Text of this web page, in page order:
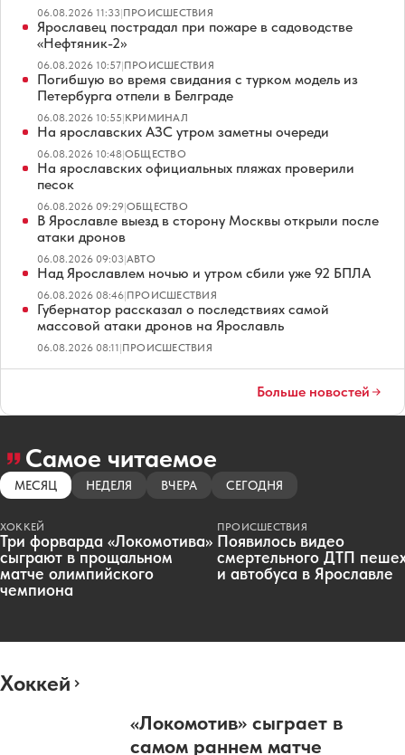
06.08.2026 11:33|ПРОИСШЕСТВИЯ
Ярославец пострадал при пожаре в садоводстве
«Нефтяник-2»
06.08.2026 10:57|ПРОИСШЕСТВИЯ
Погибшую во время свидания с турком модель из
Петербурга отпели в Белграде
06.08.2026 10:55|КРИМИНАЛ
На ярославских АЗС утром заметны очереди
06.08.2026 10:48|ОБЩЕСТВО
На ярославских официальных пляжах проверили
песок
06.08.2026 09:29|ОБЩЕСТВО
В Ярославле выезд в сторону Москвы открыли после
атаки дронов
06.08.2026 09:03|АВТО
Над Ярославлем ночью и утром сбили уже 92 БПЛА
06.08.2026 08:46|ПРОИСШЕСТВИЯ
Губернатор рассказал о последствиях самой
массовой атаки дронов на Ярославль
06.08.2026 08:11|ПРОИСШЕСТВИЯ
Больше новостей
Самое читаемое
МЕСЯЦ НЕДЕЛЯ ВЧЕРА СЕГОДНЯ
ХОККЕЙ
Три форварда «Локомотива»
сыграют в прощальном
матче олимпийского
чемпиона
ПРОИСШЕСТВИЯ
Появилось видео
смертельного ДТП
и автобуса в Ярославле
Хоккей
«Локомотив» сыграет в
самом раннем матче